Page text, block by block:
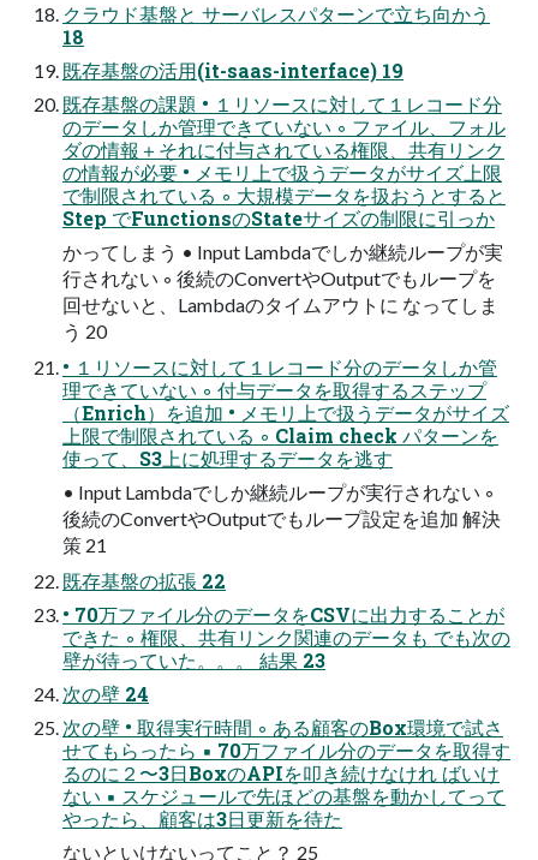
クラウド基盤と サーバレスパターンで立ち向かう
18
既存基盤の活用(it-saas-interface) 19
既存基盤の課題 • １リソースに対して１レコード分
のデータしか管理できていない ◦ ファイル、フォル
ダの情報＋それに付与されている権限、共有リンク
の情報が必要 • メモリ上で扱うデータがサイズ上限
で制限されている ◦ 大規模データを扱おうとすると
Step でFunctionsのStateサイズの制限に引っか
かってしまう • Input Lambdaでしか継続ループが実
行されない ◦ 後続のConvertやOutputでもループを
回せないと、Lambdaのタイムアウトに なってしま
う 20
• １リソースに対して１レコード分のデータしか管
理できていない ◦ 付与データを取得するステップ
（Enrich）を追加 • メモリ上で扱うデータがサイズ
上限で制限されている ◦ Claim check パターンを
使って、S3上に処理するデータを逃す
• Input Lambdaでしか継続ループが実行されない ◦
後続のConvertやOutputでもループ設定を追加 解決
策 21
既存基盤の拡張 22
• 70万ファイル分のデータをCSVに出力することが
できた ◦ 権限、共有リンク関連のデータも でも次の
壁が待っていた。。。 結果 23
次の壁 24
次の壁 • 取得実行時間 ◦ ある顧客のBox環境で試さ
せてもらったら ▪ 70万ファイル分のデータを取得す
るのに２〜3日BoxのAPIを叩き続けなけれ ばいけ
ない ▪ スケジュールで先ほどの基盤を動かしてって
やったら、顧客は3日更新を待た
ないといけないってこと？ 25